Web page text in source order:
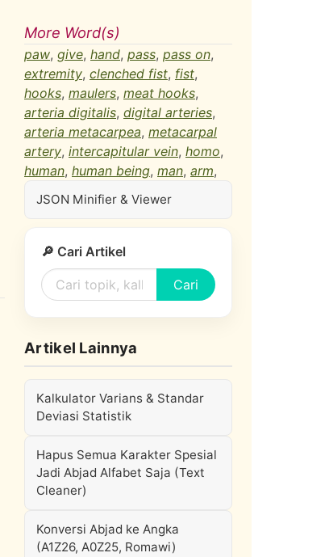
More Word(s)
paw, give, hand, pass, pass on,
extremity, clenched fist, fist,
hooks, maulers, meat hooks,
arteria digitalis, digital arteries,
arteria metacarpea, metacarpal
artery, intercapitular vein, homo,
human, human being, man, arm,
JSON Minifier & Viewer
🔎 Cari Artikel
Cari
Artikel Lainnya
Kalkulator Varians & Standar
Deviasi Statistik
Hapus Semua Karakter Spesial
Jadi Abjad Alfabet Saja (Text
Cleaner)
Konversi Abjad ke Angka
(A1Z26, A0Z25, Romawi)